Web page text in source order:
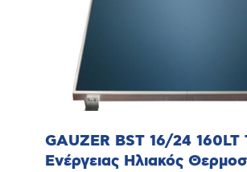
GAUZER BST 16/24 160LT
Ενέργειας Ηλιακός